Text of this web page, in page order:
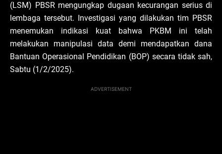
(LSM) PBSR mengungkap dugaan kecurangan serius di
lembaga tersebut. Investigasi yang dilakukan tim PBSR
menemukan indikasi kuat bahwa PKBM ini telah
melakukan manipulasi data demi mendapatkan dana
Bantuan Operasional Pendidikan (BOP) secara tidak sah,
Sabtu (1/2/2025).
ADVERTISEMENT